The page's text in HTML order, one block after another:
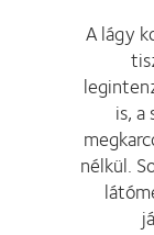
A lágy
is,
nélkül.